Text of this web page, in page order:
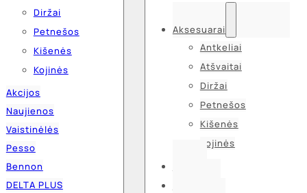
Diržai
Petnešos
Kišenės
Kojinės
Akcijos
Naujienos
Vaistinėlės
Pesso
Bennon
DELTA PLUS
Aksesuarai
Antkeliai
Atšvaitai
Diržai
Petnešos
Kišenės
Kojinės